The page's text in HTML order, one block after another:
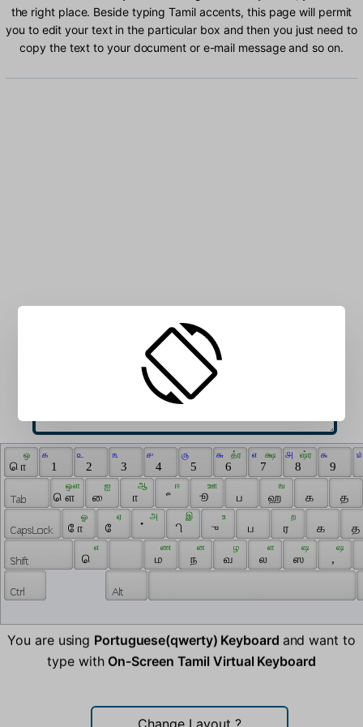
the right place. Beside typing Tamil accents, this page will permit
you to edit your text in the particular box and then you just need to
copy the text to your document or e-mail message and so on.
Type Tamil characters into the box:
ொ
ஒ
1
௧
2
௨
3
௩
4
௪
5
௫
6
த்ர
௬
7
க்ஷ
௭
8
ஷ்ர
௮
9
௯ ௰
ௌ
ஔ
ை
ஐ
ா
ஆ
ீ
ஈ
ூ
ஊ
ப ஹ
ங
க த
ோ
ஓ
ே
ஏ அ
ி
இ
ு
உ
ப ர
ற
க த
ெ
எ
ம
ண
ந
ன
வ
ழ
ல
ள
ஸ
ஷ
,
ஷ
You are using Portuguese(qwerty) Keyboard and want to
type with On-Screen Tamil Virtual Keyboard
Change Layout ?